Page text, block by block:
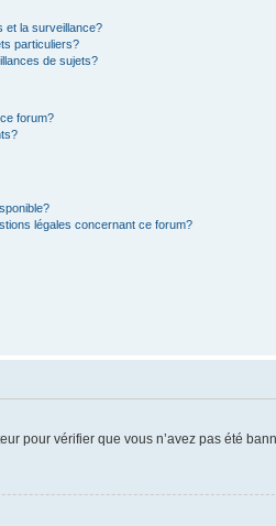
et la surveillance?
particuliers?
de sujets?
forum?
légales concernant ce forum?
pour vérifier que vous n’avez pas été